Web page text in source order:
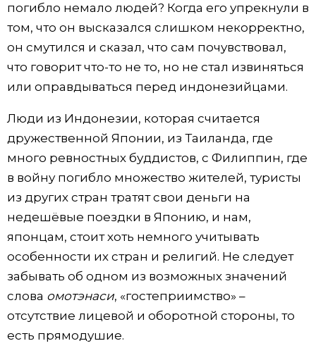
погибло немало людей? Когда его упрекнули в
том, что он высказался слишком некорректно,
он смутился и сказал, что сам почувствовал,
что говорит что-то не то, но не стал извиняться
или оправдываться перед индонезийцами.
Люди из Индонезии, которая считается
дружественной Японии, из Таиланда, где
много ревностных буддистов, с Филиппин, где
в войну погибло множество жителей, туристы
из других стран тратят свои деньги на
недешёвые поездки в Японию, и нам,
японцам, стоит хоть немного учитывать
особенности их стран и религий. Не следует
забывать об одном из возможных значений
слова омотэнаси, «гостеприимство» –
отсутствие лицевой и оборотной стороны, то
есть прямодушие.